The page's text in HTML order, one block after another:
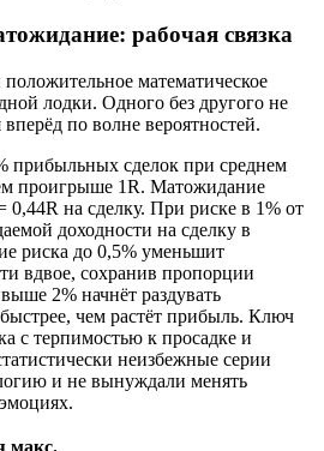
рабочая связка
математическое
лодки. Одного без другого не
вперёд по волне вероятностей.
прибыльных сделок при среднем
проигрыше 1R. Матожидание
0,44R на сделку. При риске в 1% от
доходности на сделку в
риска до 0,5% уменьшит
вдвое, сохранив пропорции
2% начнёт раздувать
чем растёт прибыль. Ключ
с терпимостью к просадке и
неизбежные серии
и не вынуждали менять
макс.